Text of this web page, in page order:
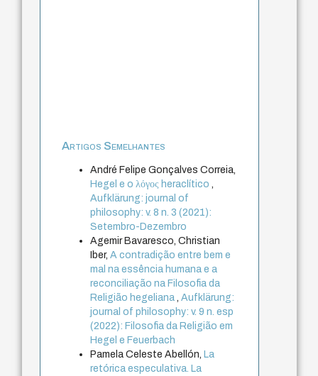
Artigos Semelhantes
André Felipe Gonçalves Correia,
Hegel e o λόγος heraclítico
Aufklärung: journal of
philosophy: v. 8 n. 3 (2021):
Setembro-Dezembro
Agemir Bavaresco, Christian
Iber,A contradição entre bem e
mal na essência humana e a
reconciliação na Filosofia da
Religião hegeliana ,Aufklärung:
journal of philosophy: v. 9 n. esp
(2022): Filosofia da Religião em
Hegel e Feuerbach
Pamela Celeste Abellón,La
retórica especulativa. La